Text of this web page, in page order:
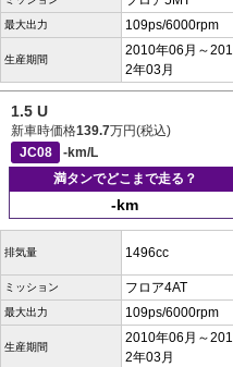
最大出力 109ps/6000rpm
生産期間
2010年06月～201
2年03月
1.5 U
新車時価格139.7万円(税込)
JC08
-km/L
満タンでどこまで走る？
-km
排気量 1496cc
ミッション フロア4AT
最大出力 109ps/6000rpm
生産期間
2010年06月～201
2年03月